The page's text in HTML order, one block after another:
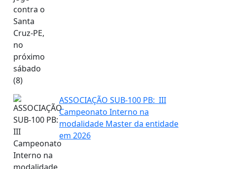
ASSOCIAÇÃO SUB-100 PB: III
Campeonato Interno na
modalidade Master da entidade
em 2026